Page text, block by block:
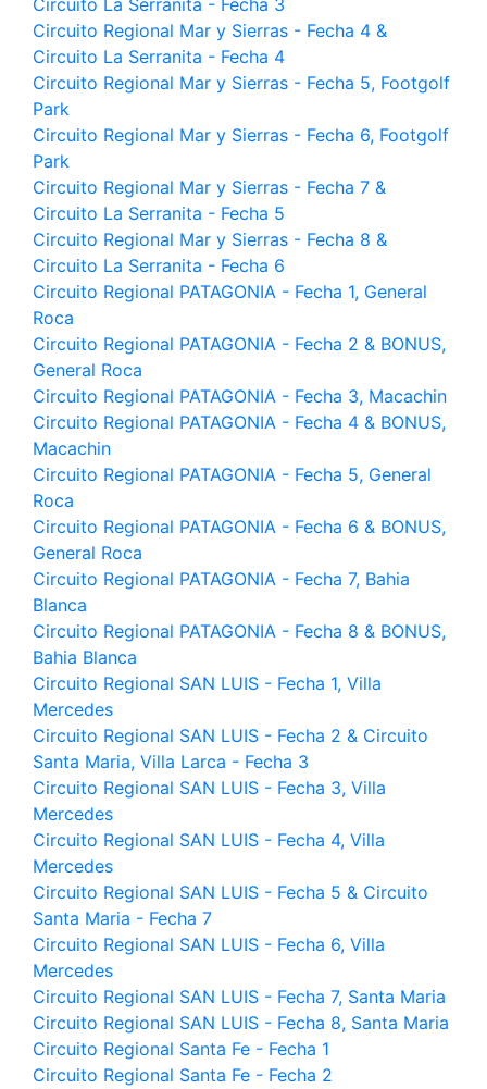
Circuito La Serranita - Fecha 3
Circuito Regional Mar y Sierras - Fecha 4 &
Circuito La Serranita - Fecha 4
Circuito Regional Mar y Sierras - Fecha 5, Footgolf
Park
Circuito Regional Mar y Sierras - Fecha 6, Footgolf
Park
Circuito Regional Mar y Sierras - Fecha 7 &
Circuito La Serranita - Fecha 5
Circuito Regional Mar y Sierras - Fecha 8 &
Circuito La Serranita - Fecha 6
Circuito Regional PATAGONIA - Fecha 1, General
Roca
Circuito Regional PATAGONIA - Fecha 2 & BONUS,
General Roca
Circuito Regional PATAGONIA - Fecha 3, Macachin
Circuito Regional PATAGONIA - Fecha 4 & BONUS,
Macachin
Circuito Regional PATAGONIA - Fecha 5, General
Roca
Circuito Regional PATAGONIA - Fecha 6 & BONUS,
General Roca
Circuito Regional PATAGONIA - Fecha 7, Bahia
Blanca
Circuito Regional PATAGONIA - Fecha 8 & BONUS,
Bahia Blanca
Circuito Regional SAN LUIS - Fecha 1, Villa
Mercedes
Circuito Regional SAN LUIS - Fecha 2 & Circuito
Santa Maria, Villa Larca - Fecha 3
Circuito Regional SAN LUIS - Fecha 3, Villa
Mercedes
Circuito Regional SAN LUIS - Fecha 4, Villa
Mercedes
Circuito Regional SAN LUIS - Fecha 5 & Circuito
Santa Maria - Fecha 7
Circuito Regional SAN LUIS - Fecha 6, Villa
Mercedes
Circuito Regional SAN LUIS - Fecha 7, Santa Maria
Circuito Regional SAN LUIS - Fecha 8, Santa Maria
Circuito Regional Santa Fe - Fecha 1
Circuito Regional Santa Fe - Fecha 2